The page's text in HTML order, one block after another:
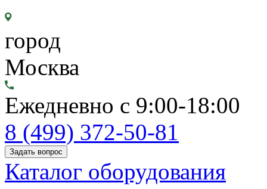
город
Москва
Ежедневно с 9:00-18:00
8 (499) 372-50-81
Задать вопрос
Каталог оборудования